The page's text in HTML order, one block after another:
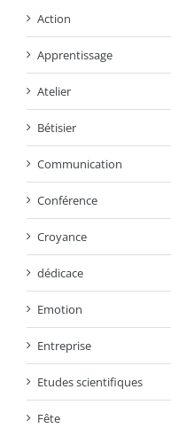
Action
Apprentissage
Atelier
Bétisier
Communication
Conférence
Croyance
dédicace
Emotion
Entreprise
Etudes scientifiques
Fête